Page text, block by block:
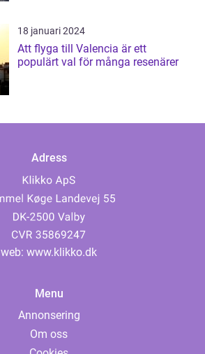
18 januari 2024
Att flyga till Valencia är ett
populärt val för många resenärer
Adress
web: www.klikko.dk
Menu
Annonsering
Om oss